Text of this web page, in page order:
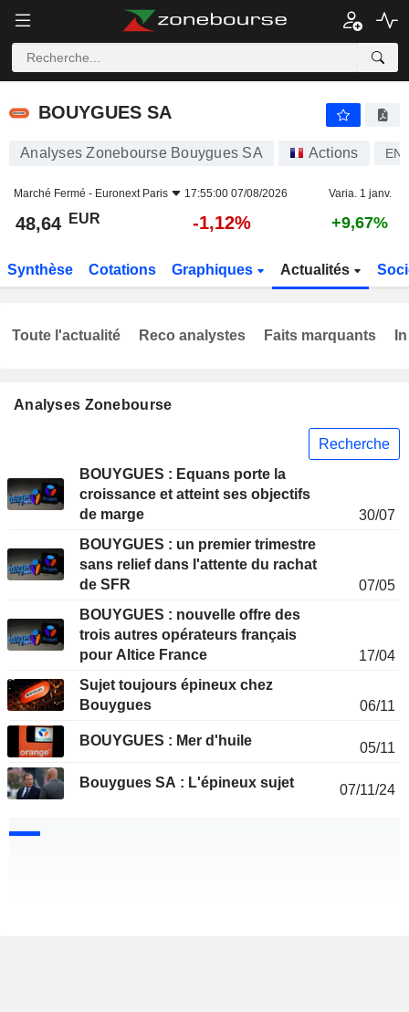
BOUYGUES SA
BOUYGUES SA
Analyses Zonebourse Bouygues SA Actions EN
Marché Fermé - Euronext Paris 17:55:00 07/08/2026 Varia. 1 janv.
48,64 EUR -1,12% +9,67%
Synthèse Cotations Graphiques Actualités
Analyses Zonebourse
Recherche
BOUYGUES : Equans porte la
croissance et atteint ses objectifs
de marge
30/07
BOUYGUES : un premier trimestre
sans relief dans l'attente du rachat
de SFR
07/05
BOUYGUES : nouvelle offre des
trois autres opérateurs français
pour Altice France
17/04
Sujet toujours épineux chez
Bouygues
06/11
BOUYGUES : Mer d'huile 05/11
Bouygues SA : L'épineux sujet 07/11/24
Toute l'actualité Reco analystes Faits marquants